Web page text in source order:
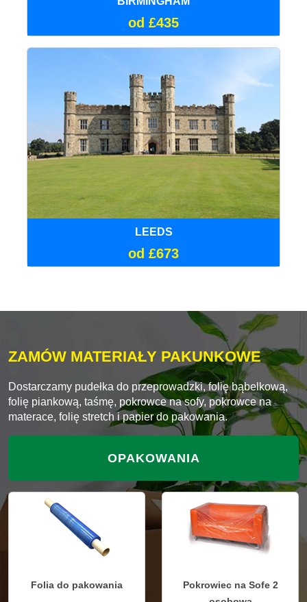
od £435
LEEDS
od £673
ZAMÓW MATERIAŁY PAKUNKOWE
Dostarczamy pudełka do przeprowadzki, folię bąbelkową,
folię piankową, taśmę, pokrowce na sofy, pokrowce na
materace, folię stretch i papier do pakowania.
OPAKOWANIA
Folia do pakowania
Pokrowiec na Sofe 2